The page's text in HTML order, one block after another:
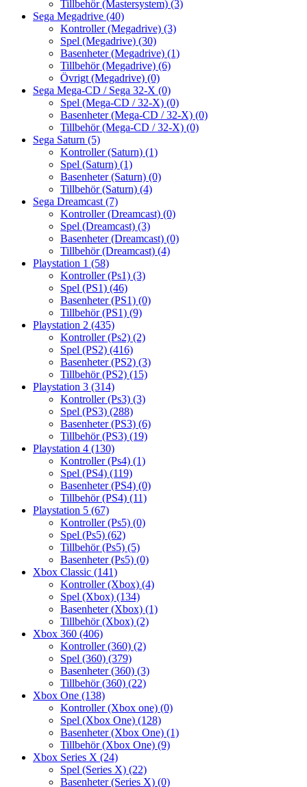
Tillbehör (Mastersystem) (3)
Sega Megadrive (40)
Kontroller (Megadrive) (3)
Spel (Megadrive) (30)
Basenheter (Megadrive) (1)
Tillbehör (Megadrive) (6)
Övrigt (Megadrive) (0)
Sega Mega-CD / Sega 32-X (0)
Spel (Mega-CD / 32-X) (0)
Basenheter (Mega-CD / 32-X) (0)
Tillbehör (Mega-CD / 32-X) (0)
Sega Saturn (5)
Kontroller (Saturn) (1)
Spel (Saturn) (1)
Basenheter (Saturn) (0)
Tillbehör (Saturn) (4)
Sega Dreamcast (7)
Kontroller (Dreamcast) (0)
Spel (Dreamcast) (3)
Basenheter (Dreamcast) (0)
Tillbehör (Dreamcast) (4)
Playstation 1 (58)
Kontroller (Ps1) (3)
Spel (PS1) (46)
Basenheter (PS1) (0)
Tillbehör (PS1) (9)
Playstation 2 (435)
Kontroller (Ps2) (2)
Spel (PS2) (416)
Basenheter (PS2) (3)
Tillbehör (PS2) (15)
Playstation 3 (314)
Kontroller (Ps3) (3)
Spel (PS3) (288)
Basenheter (PS3) (6)
Tillbehör (PS3) (19)
Playstation 4 (130)
Kontroller (Ps4) (1)
Spel (PS4) (119)
Basenheter (PS4) (0)
Tillbehör (PS4) (11)
Playstation 5 (67)
Kontroller (Ps5) (0)
Spel (Ps5) (62)
Tillbehör (Ps5) (5)
Basenheter (Ps5) (0)
Xbox Classic (141)
Kontroller (Xbox) (4)
Spel (Xbox) (134)
Basenheter (Xbox) (1)
Tillbehör (Xbox) (2)
Xbox 360 (406)
Kontroller (360) (2)
Spel (360) (379)
Basenheter (360) (3)
Tillbehör (360) (22)
Xbox One (138)
Kontroller (Xbox one) (0)
Spel (Xbox One) (128)
Basenheter (Xbox One) (1)
Tillbehör (Xbox One) (9)
Xbox Series X (24)
Spel (Series X) (22)
Basenheter (Series X) (0)